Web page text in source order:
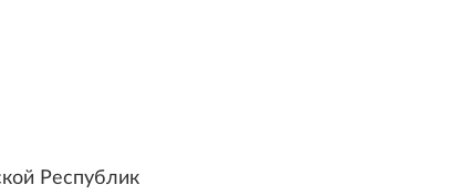
Республик